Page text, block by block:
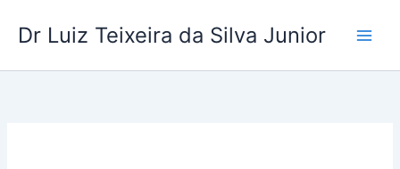
para
conteúdo
Dr Luiz Teixeira da Silva Junior